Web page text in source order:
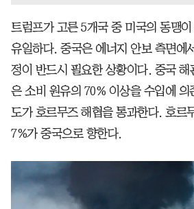
트럼프가 고른 5개국 중 미국의 동맹
유일하다. 중국은 에너지 안보 측면에
정이 반드시 필요한 상황이다. 중국 해
은 소비 원유의 70% 이상을 수입에
도가 호르무즈 해협을 통과한다. 호르
7%가 중국으로 향한다.